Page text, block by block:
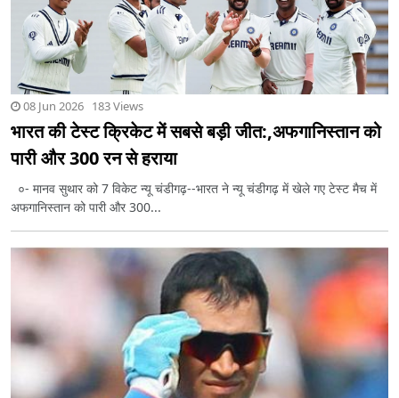
08 Jun 2026 183 Views
भारत की टेस्ट क्रिकेट में सबसे बड़ी जीत:,अफगानिस्तान को
पारी और 300 रन से हराया
०- मानव सुथार को 7 विकेट न्यू चंडीगढ़--भारत ने न्यू चंडीगढ़ में खेले गए टेस्ट मैच में
अफगानिस्तान को पारी और 300...